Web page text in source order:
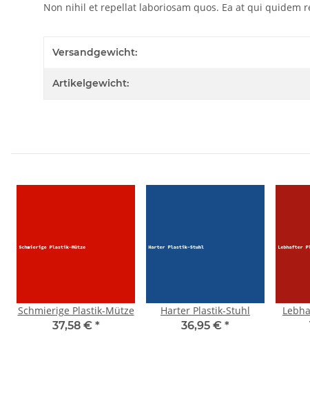
Non nihil et repellat laboriosam quos. Ea at qui
Versandgewicht:
Artikelgewicht:
Schmierige Plastik-Mütze
37,58 € *
Harter Plastik-Stuhl
36,95 € *